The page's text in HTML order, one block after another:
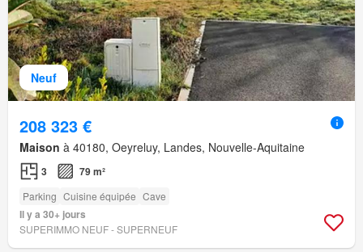
Neuf
208 323 €
Maison à 40180, Oeyreluy, Landes, Nouvelle-Aquitaine
3 79 m²
Parking Cuisine équipée Cave
Il y a 30+ jours
SUPERIMMO NEUF - SUPERNEUF